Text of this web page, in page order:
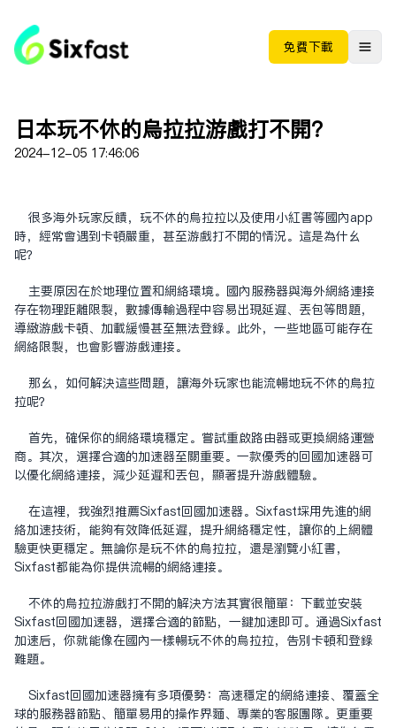
免费下载
日本玩不休的乌拉拉游戏打不开？
2024-12-05 17:46:06
很多海外玩家反馈，玩不休的乌拉拉以及使用小红书等国内app
时，经常会遇到卡顿严重，甚至游戏打不开的情况。这是为什么
呢？
主要原因在于地理位置和网络环境。国内服务器与海外网络连接
存在物理距离限制，数据传输过程中容易出现延迟、丢包等问题，
导致游戏卡顿、加载缓慢甚至无法登录。此外，一些地区可能存在
网络限制，也会影响游戏连接。
那么，如何解决这些问题，让海外玩家也能流畅地玩不休的乌拉
拉呢？
首先，确保你的网络环境稳定。尝试重启路由器或更换网络运营
商。其次，选择合适的加速器至关重要。一款优秀的回国加速器可
以优化网络连接，减少延迟和丢包，显著提升游戏体验。
在这里，我强烈推荐Sixfast回国加速器。Sixfast采用先进的网
络加速技术，能够有效降低延迟，提升网络稳定性，让你的上网体
验更快更稳定。无论你是玩不休的乌拉拉，还是浏览小红书，
Sixfast都能为你提供流畅的网络连接。
不休的乌拉拉游戏打不开的解决方法其实很简单：下载并安装
Sixfast回国加速器，选择合适的节点，一键加速即可。通过Sixfast
加速后，你就能像在国内一样畅玩不休的乌拉拉，告别卡顿和登录
难题。
Sixfast回国加速器拥有多项优势：高速稳定的网络连接、覆盖全
球的服务器节点、简单易用的操作界面、专业的客服团队。更重要